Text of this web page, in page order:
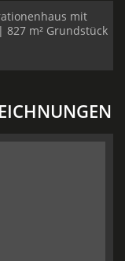
mit
827 m² Grundstück